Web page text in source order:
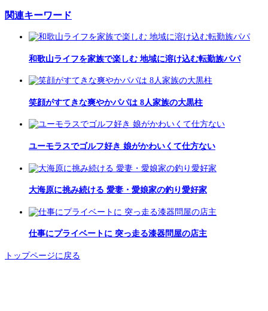
関連キーワード
和歌山ライフを家族で楽しむ 地域に溶け込む転勤族パパ
笑顔がすてきな爽やかパパは 8人家族の大黒柱
ユーモラスでゴルフ好き 娘がかわいくて仕方ない
大海原に挑み続ける 愛妻・愛娘家の釣り愛好家
仕事にプライベートに 突っ走る漆器問屋の店主
トップページに戻る